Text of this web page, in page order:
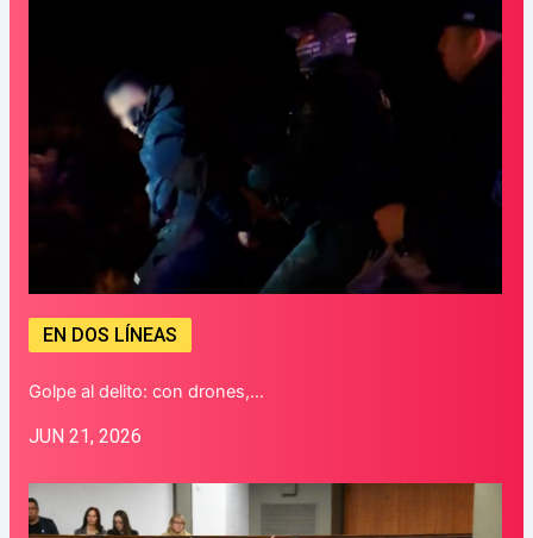
EN DOS LÍNEAS
Golpe al delito: con drones,…
JUN 21, 2026